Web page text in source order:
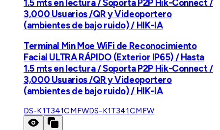
1.5 mts en lectura / Soporta P2P Hik-Connect /
3,000 Usuarios /QR y Videoportero
(ambientes de bajo ruido) / HIK-IA
Terminal Min Moe WiFi de Reconocimiento
Facial ULTRA RÁPIDO (Exterior IP65) / Hasta
1.5 mts en lectura / Soporta P2P Hik-Connect /
3,000 Usuarios /QR y Videoportero
(ambientes de bajo ruido) / HIK-IA
DS-K1T341CMFWDS-K1T341CMFW